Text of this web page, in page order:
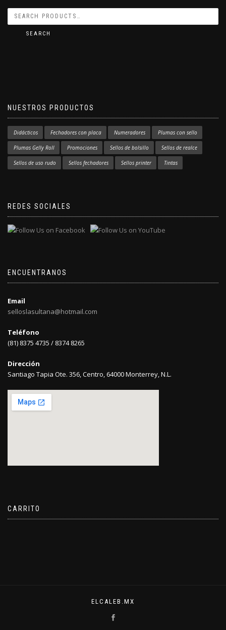
SEARCH
NUESTROS PRODUCTOS
Didácticos Fechadores con placa Numeradores Plumas con sello
Plumas Gelly Roll Promociones Sellos de bolsillo Sellos de realce
Sellos de uso rudo Sellos fechadores Sellos printer Tintas
REDES SOCIALES
ENCUENTRANOS
Email
selloslasultana@hotmail.com
Teléfono
(81) 8375 4735 / 8374 8265
Dirección
Santiago Tapia Ote. 356, Centro, 64000 Monterrey, N.L.
CARRITO
ELCALEB.MX